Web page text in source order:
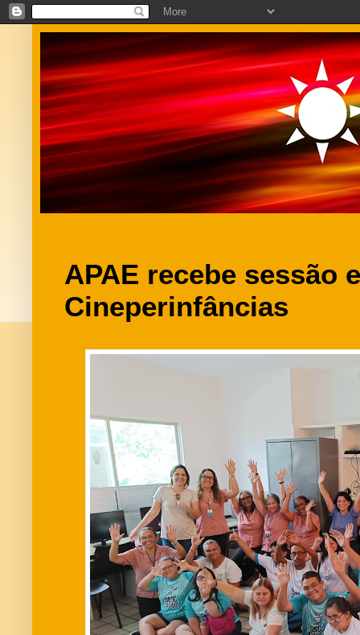
APAE recebe sessão
Cineperinfâncias